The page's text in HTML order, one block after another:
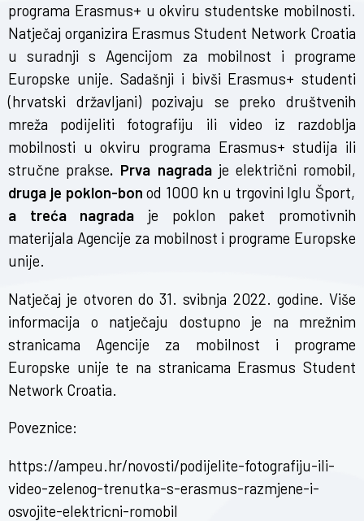
programa Erasmus+ u okviru studentske mobilnosti.
Natječaj organizira Erasmus Student Network Croatia
u suradnji s Agencijom za mobilnost i programe
Europske unije. Sadašnji i bivši Erasmus+ studenti
(hrvatski državljani) pozivaju se preko društvenih
mreža podijeliti fotografiju ili video iz razdoblja
mobilnosti u okviru programa Erasmus+ studija ili
stručne prakse. Prva nagradaje električni romobil,
druga je poklon-bon od 1000 kn u trgovini Iglu Šport,
a treća nagrada je poklon paket promotivnih
materijala Agencije za mobilnost i programe Europske
unije.
Natječaj je otvoren do 31. svibnja 2022. godine. Više
informacija o natječaju dostupno je na mrežnim
stranicama Agencije za mobilnost i programe
Europske unije te na stranicama Erasmus Student
Network Croatia.
Poveznice:
https://ampeu.hr/novosti/podijelite-fotografiju-ili-
video-zelenog-trenutka-s-erasmus-razmjene-i-
osvojite-elektricni-romobil